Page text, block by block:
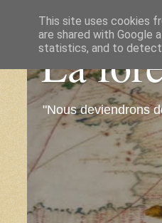
La
"Nous deviendrons
This site uses cookies
are shared with Google
statistics, and to detect